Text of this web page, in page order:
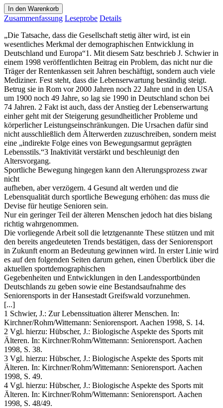
In den Warenkorb
Zusammenfassung Leseprobe Details
„Die Tatsache, dass die Gesellschaft stetig älter wird, ist ein
wesentliches Merkmal der demographischen Entwicklung in
Deutschland und Europa“1. Mit diesem Satz beschrieb J. Schwier in
einem 1998 veröffentlichten Beitrag ein Problem, das nicht nur die
Träger der Rentenkassen seit Jahren beschäftigt, sondern auch viele
Mediziner. Fest steht, dass die Lebenserwartung beständig steigt.
Betrug sie in Rom vor 2000 Jahren noch 22 Jahre und in den USA
um 1900 noch 49 Jahre, so lag sie 1990 in Deutschland schon bei
74 Jahren. 2 Fakt ist auch, dass der Anstieg der Lebenserwartung
einher geht mit der Steigerung gesundheitlicher Probleme und
körperlicher Leistungseinschränkungen. Die Ursachen dafür sind
nicht ausschließlich dem Älterwerden zuzuschreiben, sondern meist
eine „indirekte Folge eines von Bewegungsarmut geprägten
Lebensstils.“3 Inaktivität verstärkt und beschleunigt den
Altersvorgang.
Sportliche Bewegung hingegen kann den Alterungsprozess zwar
nicht
aufheben, aber verzögern. 4 Gesund alt werden und die
Lebensqualität durch sportliche Bewegung erhöhen: das muss die
Devise für heutige Senioren sein.
Nur ein geringer Teil der älteren Menschen jedoch hat dies bislang
richtig wahrgenommen.
Die vorliegende Arbeit soll die letztgenannte These stützen und mit
den bereits angedeuteten Trends bestätigen, dass der Seniorensport
in Zukunft enorm an Bedeutung gewinnen wird. In erster Linie wird
es auf den folgenden Seiten darum gehen, einen Überblick über die
aktuellen sportdemographischen
Gegebenheiten und Entwicklungen in den Landessportbünden
Deutschlands zu geben sowie eine Bestandsaufnahme des
Seniorensports in der Hansestadt Greifswald vorzunehmen.
[...]
1 Schwier, J.: Zur Lebenssituation älterer Menschen. In:
Kirchner/Rohm/Wittemann: Seniorensport. Aachen 1998, S. 14.
2 Vgl. hierzu: Hübscher, J.: Biologische Aspekte des Sports mit
Älteren. In: Kirchner/Rohm/Wittemann: Seniorensport. Aachen
1998, S. 38.
3 Vgl. hierzu: Hübscher, J.: Biologische Aspekte des Sports mit
Älteren. In: Kirchner/Rohm/Wittemann: Seniorensport. Aachen
1998, S. 49.
4 Vgl. hierzu: Hübscher, J.: Biologische Aspekte des Sports mit
Älteren. In: Kirchner/Rohm/Wittemann: Seniorensport. Aachen
1998, S. 48/49.